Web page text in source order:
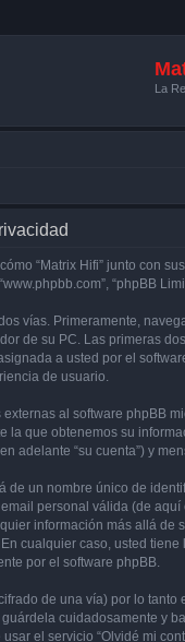
La
“Matrix Hifi” junto con
“www.phpbb.com”,
vías. Primeramente,
de su PC. Las primeras
a usted por el
de usuario.
al software phpBB
la que obtenemos su
adelante “su cuenta”) y
de un nombre único de
personal válida (de
información más allá de
En cualquier caso, usted
por el software phpBB.
de una vía) por lo
guárdela cuidadosamente y
el servicio “Olvidé mi